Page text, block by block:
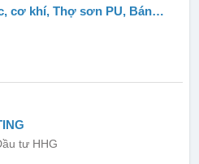
cơ khí, Thợ sơn PU, Bán
tư HHG